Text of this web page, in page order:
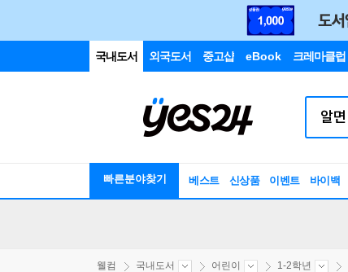
국내도서 외국도서 중고샵 eBook 크레마클럽
빠른분야찾기 베스트 신상품 이벤트 바이백
웰컴 국내도서 어린이 1-2학년